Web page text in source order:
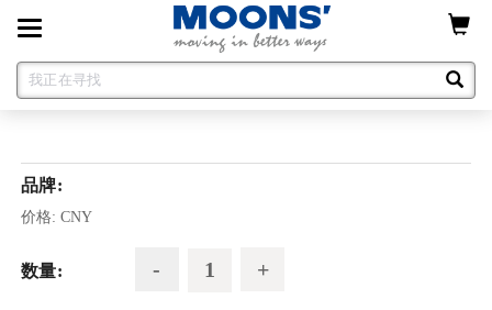
Toggle
navigation
品牌:
价格: CNY
数量: